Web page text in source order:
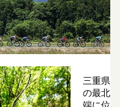
三重県
の最北